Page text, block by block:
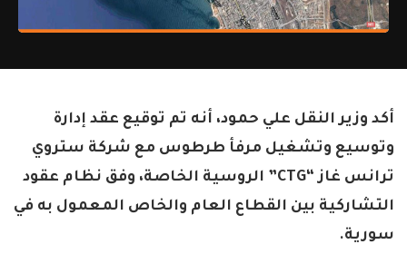
أكد وزير النقل علي حمود، أنه تم توقيع عقد إدارة
وتوسيع وتشغيل مرفأ طرطوس مع شركة ستروي
ترانس غاز “CTG” الروسية الخاصة، وفق نظام عقود
التشاركية بين القطاع العام والخاص المعمول به في
سورية.